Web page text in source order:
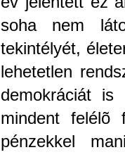
soha nem
tekintélyét,
lehetetlen
demokráciát
mindent felélõ
pénzekkel